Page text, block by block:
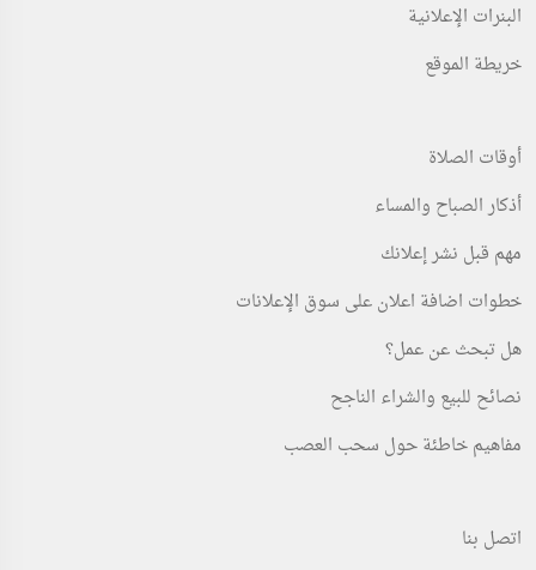
البنرات الإعلانية
خريطة الموقع
أوقات الصلاة
أذكار الصباح والمساء
مهم قبل نشر إعلانك
خطوات اضافة اعلان على سوق الإعلانات
هل تبحث عن عمل؟
نصائح للبيع والشراء الناجح
مفاهيم خاطئة حول سحب العصب
اتصل بنا